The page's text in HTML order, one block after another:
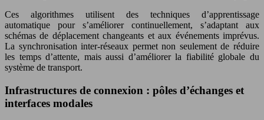
Ces algorithmes utilisent des techniques d’apprentissage
automatique pour s’améliorer continuellement, s’adaptant aux
schémas de déplacement changeants et aux événements imprévus.
La synchronisation inter-réseaux permet non seulement de réduire
les temps d’attente, mais aussi d’améliorer la fiabilité globale du
système de transport.
Infrastructures de connexion : pôles d’échanges et
interfaces modales